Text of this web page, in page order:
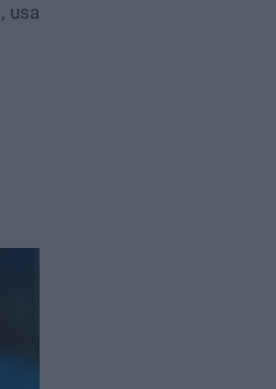
usa